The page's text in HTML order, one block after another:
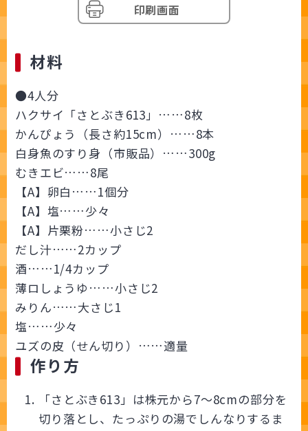
印刷画面
材料
●4人分
ハクサイ「さとぶき613」……8枚
かんぴょう（長さ約15cm）……8本
白身魚のすり身（市販品）……300g
むきエビ……8尾
【A】卵白……1個分
【A】塩……少々
【A】片栗粉……小さじ2
だし汁……2カップ
酒……1/4カップ
薄ロしょうゆ……小さじ2
みりん……大さじ1
塩……少々
ユズの皮（せん切り）……適量
作り方
「さとぶき613」は株元から7～8cmの部分を
切り落とし、たっぷりの湯でしんなりするま